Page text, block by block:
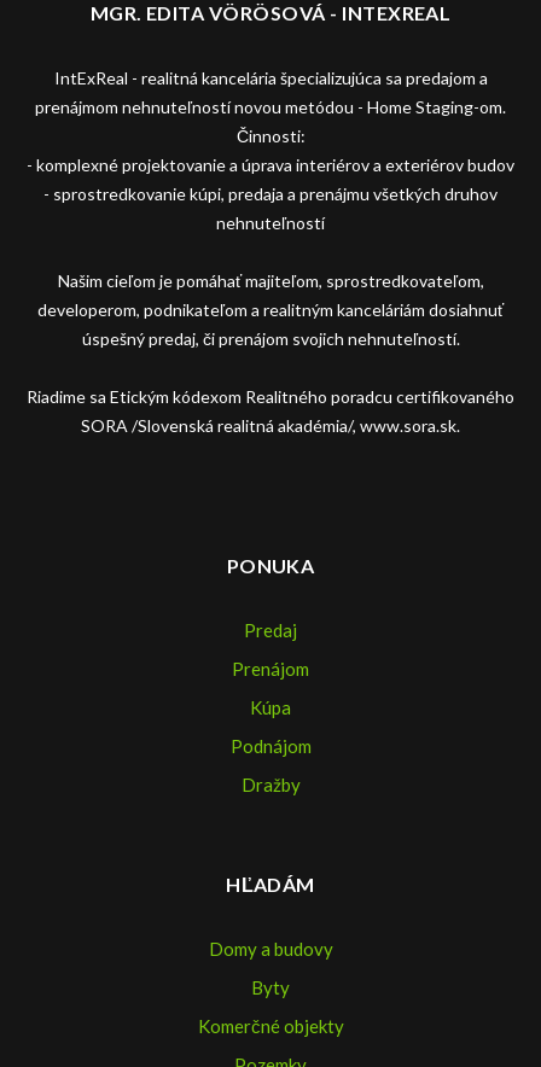
MGR. EDITA VÖRÖSOVÁ - INTEXREAL
IntExReal - realitná kancelária špecializujúca sa predajom a
prenájmom nehnuteľností novou metódou - Home Staging-om.
Činnosti:
- komplexné projektovanie a úprava interiérov a exteriérov budov
- sprostredkovanie kúpi, predaja a prenájmu všetkých druhov
nehnuteľností
Našim cieľom je pomáhať majiteľom, sprostredkovateľom,
developerom, podnikateľom a realitným kanceláriám dosiahnuť
úspešný predaj, či prenájom svojich nehnuteľností.
Riadime sa Etickým kódexom Realitného poradcu certifikovaného
SORA /Slovenská realitná akadémia/, www.sora.sk.
PONUKA
Predaj
Prenájom
Kúpa
Podnájom
Dražby
HĽADÁM
Domy a budovy
Byty
Komerčné objekty